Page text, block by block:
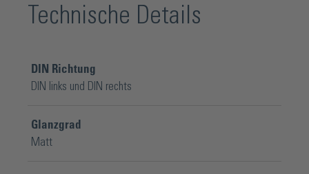
Technische Details
DIN Richtung
DIN links und DIN rechts
Glanzgrad
Matt